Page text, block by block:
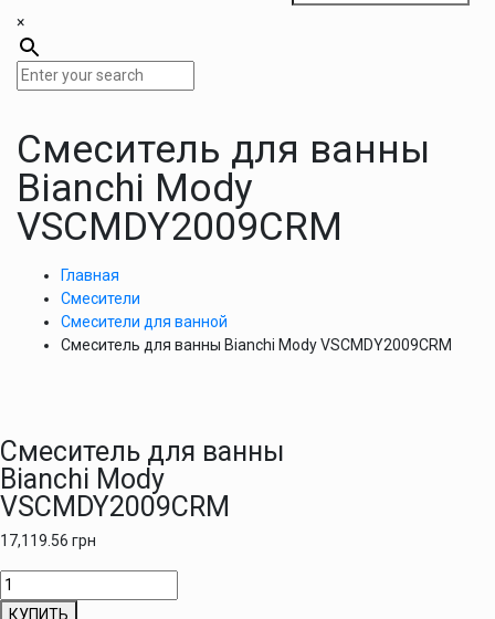
×
Смеситель для ванны
Bianchi Mody
VSCMDY2009CRM
Главная
Смесители
Смесители для ванной
Смеситель для ванны Bianchi Mody VSCMDY2009CRM
Смеситель для ванны
Bianchi Mody
VSCMDY2009CRM
17,119.56 грн
Количество
товара
КУПИТЬ